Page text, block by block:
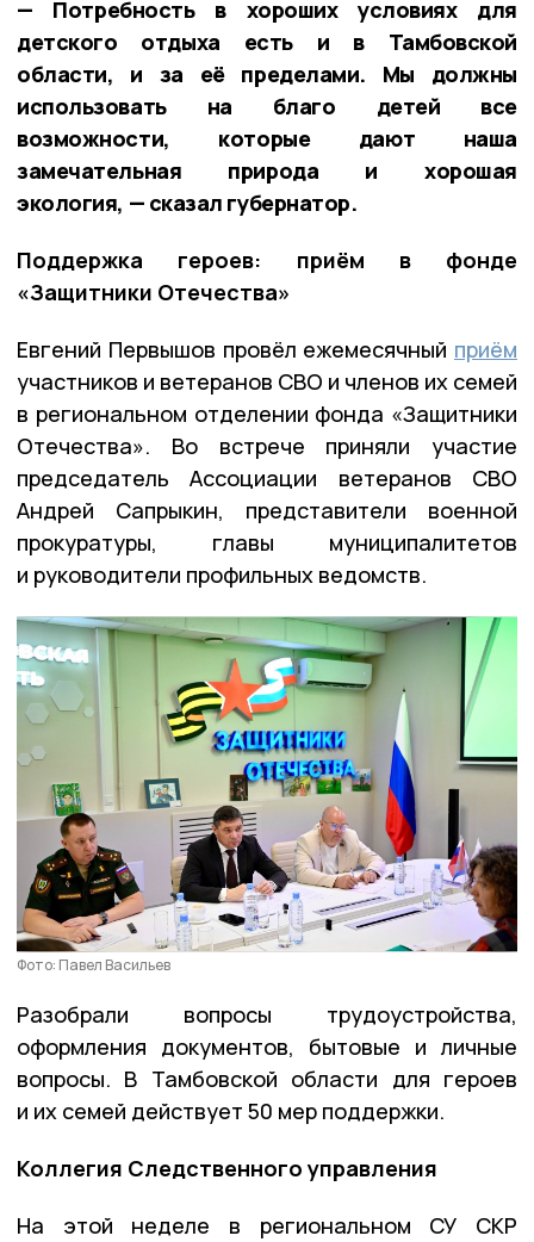
— Потребность в хороших условиях для
детского отдыха есть и в Тамбовской
области, и за её пределами. Мы должны
использовать на благо детей все
возможности, которые дают наша
замечательная природа и хорошая
экология, — сказал губернатор.
Поддержка героев: приём в фонде
«Защитники Отечества»
Евгений Первышов провёл ежемесячный приём
участников и ветеранов СВО и членов их семей
в региональном отделении фонда «Защитники
Отечества». Во встрече приняли участие
председатель Ассоциации ветеранов СВО
Андрей Сапрыкин, представители военной
прокуратуры, главы муниципалитетов
и руководители профильных ведомств.
Фото: Павел Васильев
Разобрали вопросы трудоустройства,
оформления документов, бытовые и личные
вопросы. В Тамбовской области для героев
и их семей действует 50 мер поддержки.
Коллегия Следственного управления
На этой неделе в региональном СУ СКР